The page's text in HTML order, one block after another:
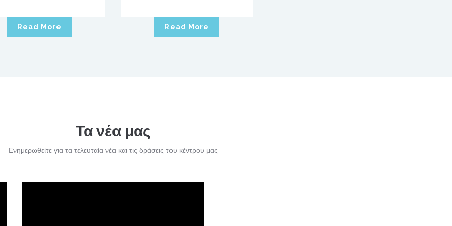
Read More Read More
Τα νέα μας
Ενημερωθείτε για τα τελευταία νέα και τις δράσεις του κέντρου μας